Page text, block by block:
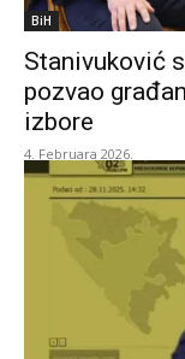
BiH
Stanivuković
pozvao
izbore
4. Februara 2026.